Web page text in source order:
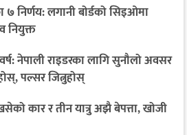
७ निर्णय: लगानी बोर्डको सिइओमा
नियुक्त
नेपाली राइडरका लागि सुनौलो अवसर
पल्सर जित्नुहोस्
कार र तीन यात्रु अझै बेपत्ता, खोजी